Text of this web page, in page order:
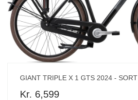
GIANT TRIPLE X 1 GTS 2024 - SORT
Kr. 6,599